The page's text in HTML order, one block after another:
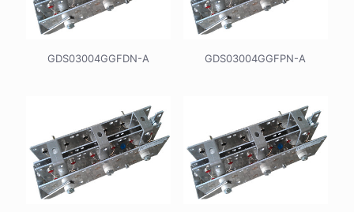
GDS03004GGFDN-A GDS03004GGFPN-A